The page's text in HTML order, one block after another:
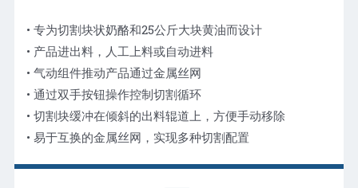
• 专为切割块状奶酪和25公斤大块黄油而设计
• 产品进出料，人工上料或自动进料
• 气动组件推动产品通过金属丝网
• 通过双手按钮操作控制切割循环
• 切割块缓冲在倾斜的出料辊道上，方便手动移除
• 易于互换的金属丝网，实现多种切割配置